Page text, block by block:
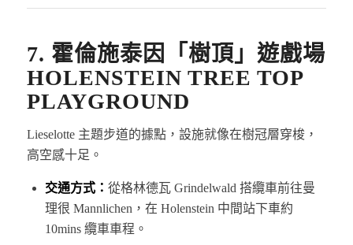
7. 霍倫施泰因「樹頂」遊戲場
HOLENSTEIN TREE TOP
PLAYGROUND
Lieselotte 主題步道的據點，設施就像在樹冠層穿梭，
高空感十足。
交通方式： 從格林德瓦 Grindelwald 搭纜車前往曼
理很 Mannlichen，在 Holenstein 中間站下車約
10mins 纜車車程。